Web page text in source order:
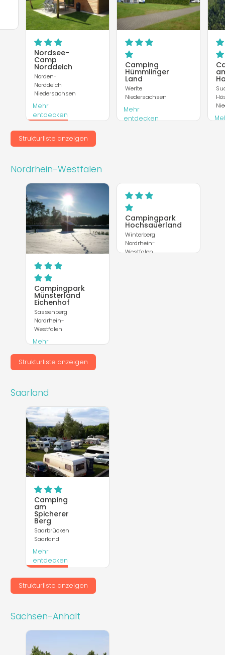
Nordsee-
Camp
Norddeich
Norden-
Norddeich
Niedersachsen
Mehr
entdecken
Camping
Hümmlinger
Land
Werlte
Niedersachsen
Mehr
entdecken
Strukturliste anzeigen
Nordrhein-Westfalen
Campingpark
Münsterland
Eichenhof
Sassenberg
Nordrhein-
Westfalen
Mehr
Webseite
Campingpark
Hochsauerland
Winterberg
Nordrhein-
Westfalen
Strukturliste anzeigen
Saarland
Camping
am
Spicherer
Berg
Saarbrücken
Saarland
Mehr
entdecken
Strukturliste anzeigen
Sachsen-Anhalt